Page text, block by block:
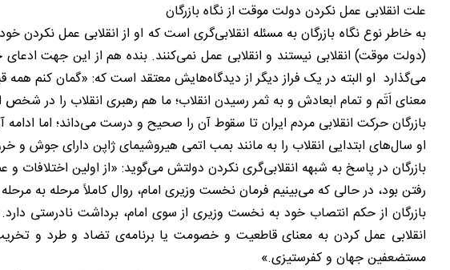
علت انقلابی عمل نکردن دولت موقت از نگاه بازرگان
به خاطر نوع نگاه بازرگان به مسئله انقلابی‌گری است که او از انقلابی عمل
(دولت موقت) انقلابی نیستند و انقلابی عمل نمی‌کنند. بنده هم از این جهت
می‌گذارد او البته در یک فراز دیگر از دیدگاه‌هایش معتقد است که: «گمان کنم
معنای اَتَم و تمام ابعادش و به ثمر رسیدن انقلاب؛ ما هم رهبری انقلاب را در
بازرگان حرکت انقلابی مردم ایران تا سقوط آن را صحیح و درست می‌داند؛ اما
او سال‌های ابتدایی انقلاب را به مانند بمب اتمی هیروشیمای ژاپن دارای جوش
بازرگان در پاسخ به شبهه انقلابی‌گری نکردن دولتش می‌گوید: «از اولین اختلافات و
رفتن بود، در حالی که می‌بینیم فرمان نخست وزیری امام، روال کاملاً مرحله به
بازرگان از حکم انتصاب خود به نخست وزیری از سوی امام، برداشت نادرستی
انقلابی عمل کردن به معنای قاطعیت و خصومت یا برنامه‌ی تضاد و طرد و
مستضعفین جهان و کفرستیزی.»